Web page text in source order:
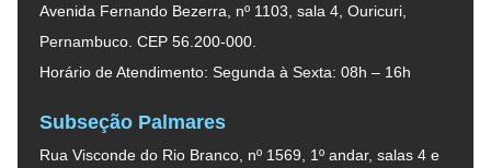
Avenida Fernando Bezerra, nº 1103, sala 4, Ouricuri,
Pernambuco. CEP 56.200-000.
Horário de Atendimento: Segunda à Sexta: 08h – 16h
Subseção Palmares
Rua Visconde do Rio Branco, nº 1569, 1º andar, salas 4 e